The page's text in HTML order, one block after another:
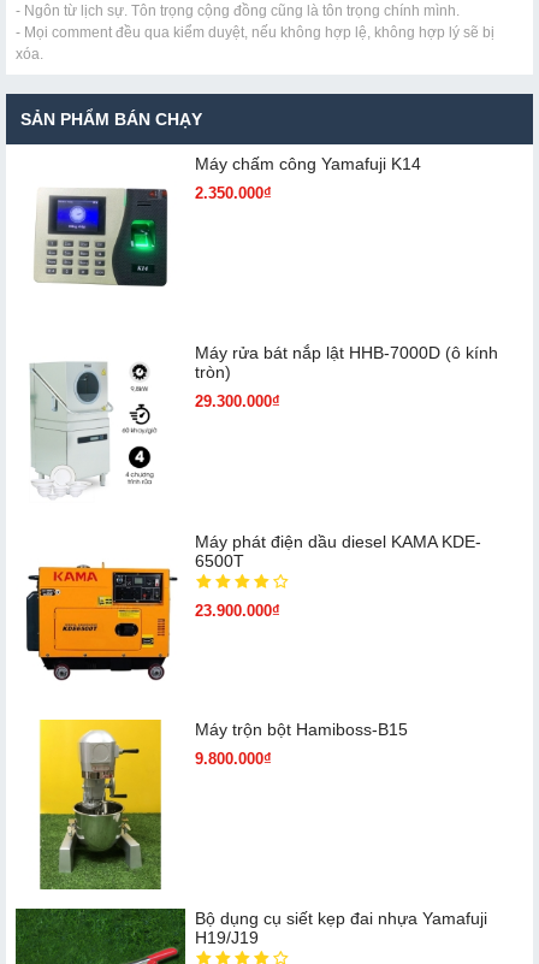
- Ngôn từ lịch sự. Tôn trọng cộng đồng cũng là tôn trọng chính mình.
- Mọi comment đều qua kiểm duyệt, nếu không hợp lệ, không hợp lý sẽ bị
xóa.
SẢN PHẨM BÁN CHẠY
Máy chấm cô​ng Yamafuji K14
2.350.000₫
Máy rửa bát nắp lật HHB-7000D (ô kính
tròn)
29.300.000₫
Máy phát điện dầu diesel KAMA KDE-
6500T
23.900.000₫
Máy trộn bột Hamiboss-B15
9.800.000₫
Bộ dụng cụ siết kẹp đai nhựa Yamafuji
H19/J19